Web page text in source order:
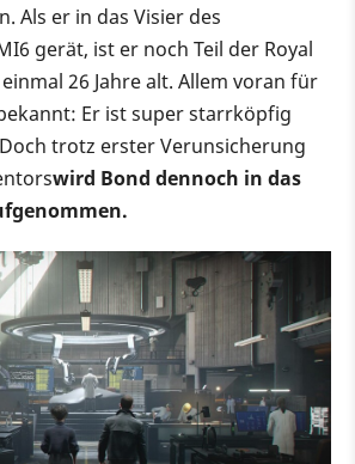
Als er in das Visier des
gerät, ist er noch Teil der Royal
26 Jahre alt. Allem voran für
Er ist super starrköpfig
trotz erster Verunsicherung
wird Bond dennoch in das